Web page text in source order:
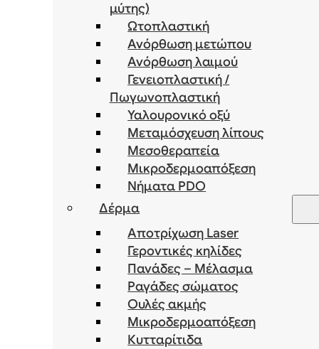
μύτης)
Ωτοπλαστική
Ανόρθωση μετώπου
Ανόρθωση λαιμού
Γενειοπλαστική /
Πωγωνοπλαστική
Υαλουρονικό οξύ
Μεταμόσχευση λίπους
Μεσοθεραπεία
Μικροδερμοαπόξεση
Νήματα PDO
Δέρμα
Αποτρίχωση Laser
Γεροντικές κηλίδες
Πανάδες – Μέλασμα
Ραγάδες σώματος
Ουλές ακμής
Μικροδερμοαπόξεση
Κυτταρίτιδα